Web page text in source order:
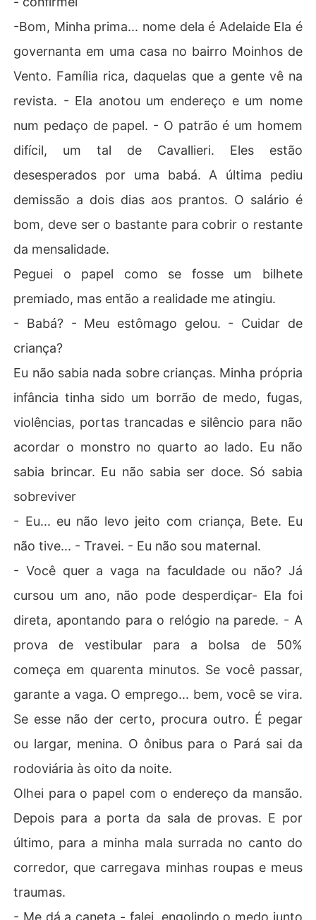
-Bom, Minha prima... nome dela é Adelaide Ela é
governanta em uma casa no bairro Moinhos de
Vento. Família rica, daquelas que a gente vê na
revista. - Ela anotou um endereço e um nome
num pedaço de papel. - O patrão é um homem
difícil, um tal de Cavallieri. Eles estão
desesperados por uma babá. A última pediu
demissão a dois dias aos prantos. O salário é
bom, deve ser o bastante para cobrir o restante
da mensalidade.
Peguei o papel como se fosse um bilhete
premiado, mas então a realidade me atingiu.
- Babá? - Meu estômago gelou. - Cuidar de
criança?
Eu não sabia nada sobre crianças. Minha própria
infância tinha sido um borrão de medo, fugas,
violências, portas trancadas e silêncio para não
acordar o monstro no quarto ao lado. Eu não
sabia brincar. Eu não sabia ser doce. Só sabia
sobreviver
- Eu... eu não levo jeito com criança, Bete. Eu
não tive... - Travei. - Eu não sou maternal.
- Você quer a vaga na faculdade ou não? Já
cursou um ano, não pode desperdiçar- Ela foi
direta, apontando para o relógio na parede. - A
prova de vestibular para a bolsa de 50%
começa em quarenta minutos. Se você passar,
garante a vaga. O emprego... bem, você se vira.
Se esse não der certo, procura outro. É pegar
ou largar, menina. O ônibus para o Pará sai da
rodoviária às oito da noite.
Olhei para o papel com o endereço da mansão.
Depois para a porta da sala de provas. E por
último, para a minha mala surrada no canto do
corredor, que carregava minhas roupas e meus
traumas.
- Me dá a caneta - falei, engolindo o medo junto